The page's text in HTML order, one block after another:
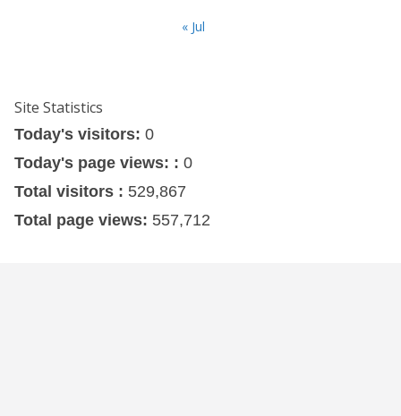
« Jul
Site Statistics
Today's visitors: 0
Today's page views: : 0
Total visitors : 529,867
Total page views: 557,712